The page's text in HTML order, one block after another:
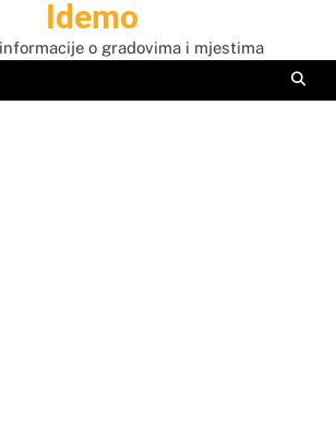
Idemo
o gradovima i mjestima